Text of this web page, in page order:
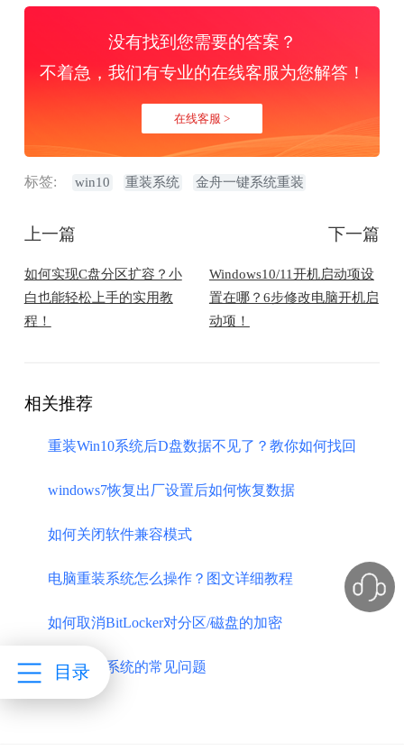
目录
没有找到您需要的答案？
不着急，我们有专业的在线客服为您解答！
在线客服 >
标签: win10 重装系统 金舟一键系统重装
上一篇
​如何实现C盘分区扩容？小
白也能轻松上手的实用教
程！
下一篇
Windows10/11开机启动项设
置在哪？6步修改电脑开机启
动项！
相关推荐
重装Win10系统后D盘数据不见了？教你如何找回
windows7恢复出厂设置后如何恢复数据
如何关闭软件兼容模式
电脑重装系统怎么操作？图文详细教程
如何取消BitLocker对分区/磁盘的加密
在线重装系统的常见问题